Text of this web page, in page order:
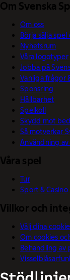
Om Svenska
Om oss
Börja sälja
Nyhetsrum
Våra logotyper
Jobba på
Vanliga frågor
Sponsring
Hållbarhet
Spelkoll
Skydd mot
Så motverkar
Användning
Våra spel
Tur
Sport & Casino
Villkor och
Välj dina
Om cookies
Behandling